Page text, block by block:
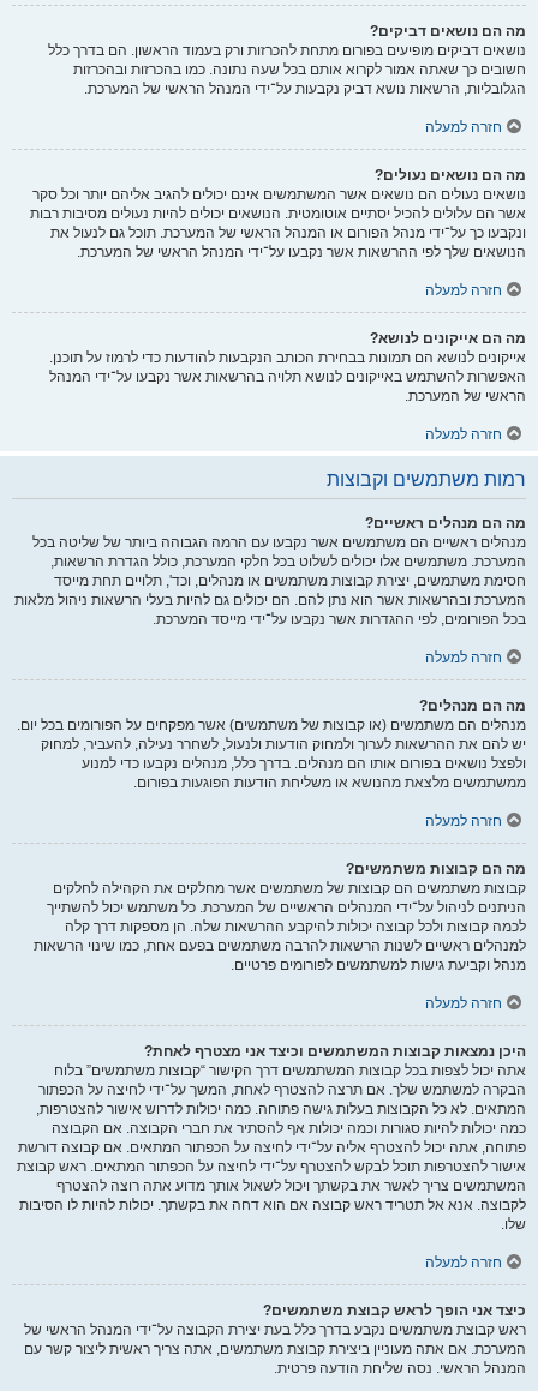
מה הם נושאים דביקים?
נושאים דביקים מופיעים בפורום מתחת להכרזות ורק בעמוד הראשון. הם בדרך כלל
חשובים כך שאתה אמור לקרוא אותם בכל שעה נתונה. כמו בהכרזות ובהכרזות
הגלובליות, הרשאות נושא דביק נקבעות על־ידי המנהל הראשי של המערכת.
חזרה למעלה
מה הם נושאים נעולים?
נושאים נעולים הם נושאים אשר המשתמשים אינם יכולים להגיב אליהם יותר וכל סקר
אשר הם עלולים להכיל יסתיים אוטומטית. הנושאים יכולים להיות נעולים מסיבות רבות
ונקבעו כך על־ידי מנהל הפורום או המנהל הראשי של המערכת. תוכל גם לנעול את
הנושאים שלך לפי ההרשאות אשר נקבעו על־ידי המנהל הראשי של המערכת.
חזרה למעלה
מה הם אייקונים לנושא?
אייקונים לנושא הם תמונות בבחירת הכותב הנקבעות להודעות כדי לרמוז על תוכנן.
האפשרות להשתמש באייקונים לנושא תלויה בהרשאות אשר נקבעו על־ידי המנהל
הראשי של המערכת.
חזרה למעלה
רמות משתמשים וקבוצות
מה הם מנהלים ראשיים?
מנהלים ראשיים הם משתמשים אשר נקבעו עם הרמה הגבוהה ביותר של שליטה בכל
המערכת. משתמשים אלו יכולים לשלוט בכל חלקי המערכת, כולל הגדרת הרשאות,
חסימת משתמשים, יצירת קבוצות משתמשים או מנהלים, וכד', תלויים תחת מייסד
המערכת ובהרשאות אשר הוא נתן להם. הם יכולים גם להיות בעלי הרשאות ניהול מלאות
בכל הפורומים, לפי ההגדרות אשר נקבעו על־ידי מייסד המערכת.
חזרה למעלה
מה הם מנהלים?
מנהלים הם משתמשים (או קבוצות של משתמשים) אשר מפקחים על הפורומים בכל יום.
יש להם את ההרשאות לערוך ולמחוק הודעות ולנעול, לשחרר נעילה, להעביר, למחוק
ולפצל נושאים בפורום אותו הם מנהלים. בדרך כלל, מנהלים נקבעו כדי למנוע
ממשתמשים מלצאת מהנושא או משליחת הודעות הפוגעות בפורום.
חזרה למעלה
מה הם קבוצות משתמשים?
קבוצות משתמשים הם קבוצות של משתמשים אשר מחלקים את הקהילה לחלקים
הניתנים לניהול על־ידי המנהלים הראשיים של המערכת. כל משתמש יכול להשתייך
לכמה קבוצות ולכל קבוצה יכולות להיקבע ההרשאות שלה. הן מספקות דרך קלה
למנהלים ראשיים לשנות הרשאות להרבה משתמשים בפעם אחת, כמו שינוי הרשאות
מנהל וקביעת גישות למשתמשים לפורומים פרטיים.
חזרה למעלה
היכן נמצאות קבוצות המשתמשים וכיצד אני מצטרף לאחת?
אתה יכול לצפות בכל קבוצות המשתמשים דרך הקישור “קבוצות משתמשים” בלוח
הבקרה למשתמש שלך. אם תרצה להצטרף לאחת, המשך על־ידי לחיצה על הכפתור
המתאים. לא כל הקבוצות בעלות גישה פתוחה. כמה יכולות לדרוש אישור להצטרפות,
כמה יכולות להיות סגורות וכמה יכולות אף להסתיר את חברי הקבוצה. אם הקבוצה
פתוחה, אתה יכול להצטרף אליה על־ידי לחיצה על הכפתור המתאים. אם קבוצה דורשת
אישור להצטרפות תוכל לבקש להצטרף על־ידי לחיצה על הכפתור המתאים. ראש קבוצת
המשתמשים צריך לאשר את בקשתך ויכול לשאול אותך מדוע אתה רוצה להצטרף
לקבוצה. אנא אל תטריד ראש קבוצה אם הוא דחה את בקשתך. יכולות להיות לו הסיבות
שלו.
חזרה למעלה
כיצד אני הופך לראש קבוצת משתמשים?
ראש קבוצת משתמשים נקבע בדרך כלל בעת יצירת הקבוצה על־ידי המנהל הראשי של
המערכת. אם אתה מעוניין ביצירת קבוצת משתמשים, אתה צריך ראשית ליצור קשר עם
המנהל הראשי. נסה שליחת הודעה פרטית.